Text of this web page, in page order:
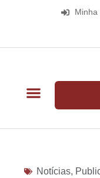
Minha
Notícias,